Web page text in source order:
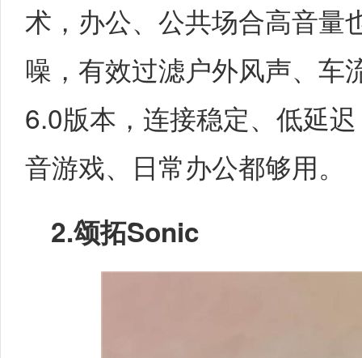
术，办公、公共场合高音量
噪，有效过滤户外风声、车
6.0版本，连接稳定、低延
音游戏、日常办公都够用。
2.颂拓Sonic